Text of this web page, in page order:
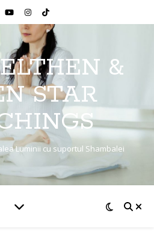
&
STAR
Luminii cu suportul Shambalei